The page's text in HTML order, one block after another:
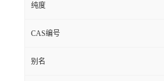
纯度
CAS编号
别名